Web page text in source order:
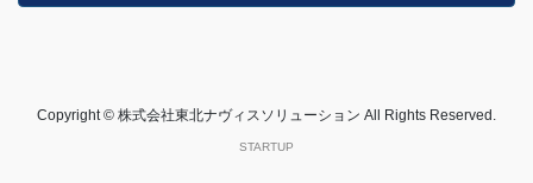
Copyright © 株式会社東北ナヴィスソリューション All Rights Reserved.
STARTUP